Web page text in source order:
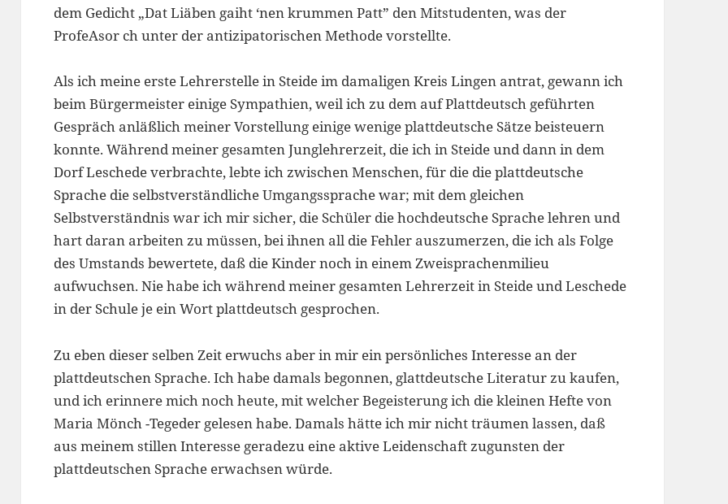
dem Gedicht „Dat Liäben gaiht ‘nen krummen Patt” den Mitstudenten, was der
ProfeAsor ch unter der antizipatorischen Methode vorstellte.
Als ich meine erste Lehrerstelle in Steide im damaligen Kreis Lingen antrat, gewann ich
beim Bürgermeister einige Sympathien, weil ich zu dem auf Plattdeutsch geführten
Gespräch anläßlich meiner Vorstellung einige wenige plattdeutsche Sätze beisteuern
konnte. Während meiner gesamten Junglehrerzeit, die ich in Steide und dann in dem
Dorf Leschede verbrachte, lebte ich zwischen Menschen, für die die plattdeutsche
Sprache die selbstverständliche Umgangssprache war; mit dem gleichen
Selbstverständnis war ich mir sicher, die Schüler die hochdeutsche Sprache lehren und
hart daran arbeiten zu müssen, bei ihnen all die Fehler auszumerzen, die ich als Folge
des Umstands bewertete, daß die Kinder noch in einem Zweisprachenmilieu
aufwuchsen. Nie habe ich während meiner gesamten Lehrerzeit in Steide und Leschede
in der Schule je ein Wort plattdeutsch gesprochen.
Zu eben dieser selben Zeit erwuchs aber in mir ein persönliches Interesse an der
plattdeutschen Sprache. Ich habe damals begonnen, glattdeutsche Literatur zu kaufen,
und ich erinnere mich noch heute, mit welcher Begeisterung ich die kleinen Hefte von
Maria Mönch -Tegeder gelesen habe. Damals hätte ich mir nicht träumen lassen, daß
aus meinem stillen Interesse geradezu eine aktive Leidenschaft zugunsten der
plattdeutschen Sprache erwachsen würde.